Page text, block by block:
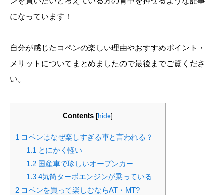
になっています！
自分が感じたコペンの楽しい理由やおすすめポイント・
メリットについてまとめましたので最後までご覧くださ
い。
Contents [hide]
1 コペンはなぜ楽しすぎる車と言われる？
1.1 とにかく軽い
1.2国産車で珍しいオープンカー
1.34気筒ターボエンジンが乗っている
2 コペンを買って楽しむならAT・MT?